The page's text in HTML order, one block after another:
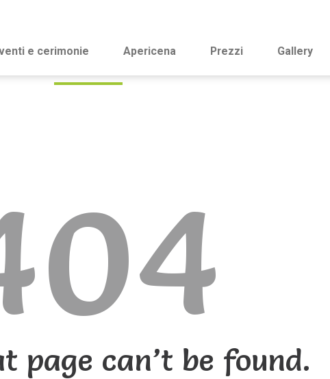
e cerimonie Apericena Prezzi Gallery
page can’t be found.